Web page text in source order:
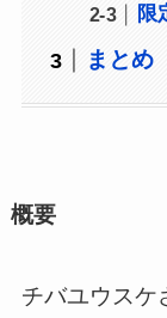
限
まとめ
概要
チバユウスケ